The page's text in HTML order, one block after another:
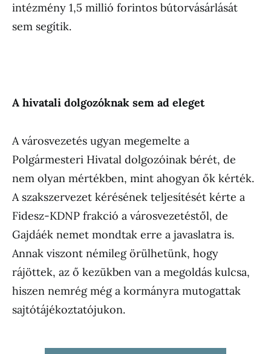
intézmény 1,5 millió forintos bútorvásárlását
sem segítik.
A hivatali dolgozóknak sem ad eleget
A városvezetés ugyan megemelte a
Polgármesteri Hivatal dolgozóinak bérét, de
nem olyan mértékben, mint ahogyan ők kérték.
A szakszervezet kérésének teljesítését kérte a
Fidesz-KDNP frakció a városvezetéstől, de
Gajdáék nemet mondtak erre a javaslatra is.
Annak viszont némileg örülhetünk, hogy
rájöttek, az ő kezükben van a megoldás kulcsa,
hiszen nemrég még a kormányra mutogattak
sajtótájékoztatójukon.